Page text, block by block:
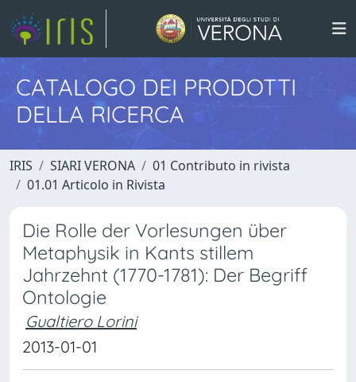
CATALOGO DEI PRODOTTI
DELLA RICERCA
IRIS SIARI VERONA
01 Contributo in rivista
01.01 Articolo in Rivista
Die Rolle der Vorlesungen über
Metaphysik in Kants stillem
Jahrzehnt (1770-1781): Der Begriff
Ontologie
Gualtiero Lorini
2013-01-01